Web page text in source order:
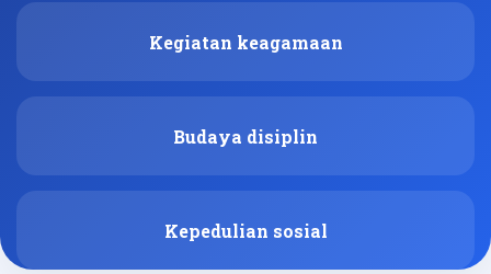
Kegiatan keagamaan
Budaya disiplin
Kepedulian sosial